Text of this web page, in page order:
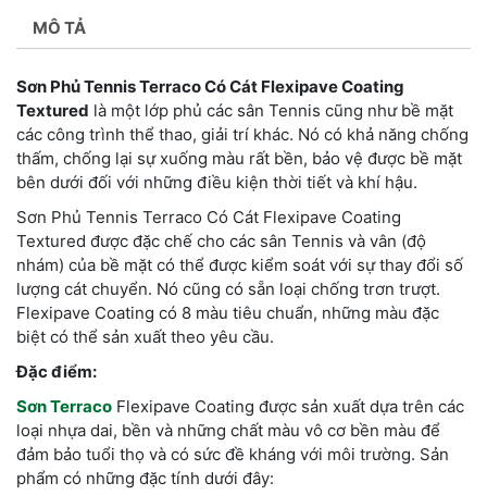
MÔ TẢ
Sơn Phủ Tennis Terraco Có Cát Flexipave Coating
Textured là một lớp phủ các sân Tennis cũng như bề mặt
các công trình thể thao, giải trí khác. Nó có khả năng chống
thấm, chống lại sự xuống màu rất bền, bảo vệ được bề mặt
bên dưới đối với những điều kiện thời tiết và khí hậu.
Sơn Phủ Tennis Terraco Có Cát Flexipave Coating
Textured được đặc chế cho các sân Tennis và vân (độ
nhám) của bề mặt có thể được kiểm soát với sự thay đổi số
lượng cát chuyển. Nó cũng có sẵn loại chống trơn trượt.
Flexipave Coating có 8 màu tiêu chuẩn, những màu đặc
biệt có thể sản xuất theo yêu cầu.
Đặc điểm:
Sơn Terraco Flexipave Coating được sản xuất dựa trên các
loại nhựa dai, bền và những chất màu vô cơ bền màu để
đảm bảo tuổi thọ và có sức đề kháng với môi trường. Sản
phẩm có những đặc tính dưới đây: